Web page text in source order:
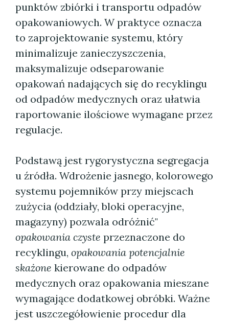
punktów zbiórki i transportu odpadów
opakowaniowych. W praktyce oznacza
to zaprojektowanie systemu, który
minimalizuje zanieczyszczenia,
maksymalizuje odseparowanie
opakowań nadających się do recyklingu
od odpadów medycznych oraz ułatwia
raportowanie ilościowe wymagane przez
regulacje.
Podstawą jest rygorystyczna segregacja
u źródła. Wdrożenie jasnego, kolorowego
systemu pojemników przy miejscach
zużycia (oddziały, bloki operacyjne,
magazyny) pozwala odróżnić"
opakowania czyste przeznaczone do
recyklingu, opakowania potencjalnie
skażone kierowane do odpadów
medycznych oraz opakowania mieszane
wymagające dodatkowej obróbki. Ważne
jest uszczegółowienie procedur dla